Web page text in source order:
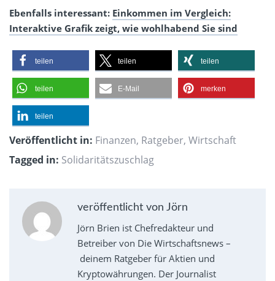
Ebenfalls interessant: Einkommen im Vergleich:
Interaktive Grafik zeigt, wie wohlhabend Sie sind
teilen teilen teilen
teilen E-Mail merken
teilen
Veröffentlicht in: Finanzen, Ratgeber, Wirtschaft
Tagged in: Solidaritätszuschlag
veröffentlicht von Jörn
Jörn Brien ist Chefredakteur und
Betreiber von Die Wirtschaftsnews –
deinem Ratgeber für Aktien und
Kryptowährungen. Der Journalist